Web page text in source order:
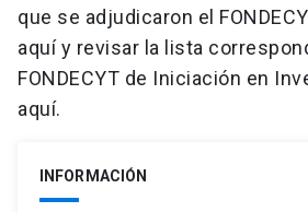
que se adjudicaron el
aquí y revisar la lista
FONDECYT de Iniciación en
aquí.
INFORMACIÓN